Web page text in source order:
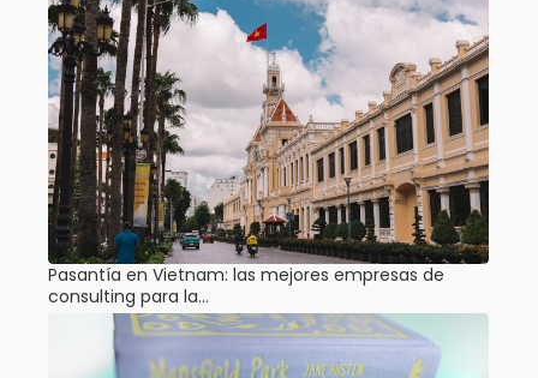
Pasantía en Vietnam: las mejores empresas de
consulting para la…